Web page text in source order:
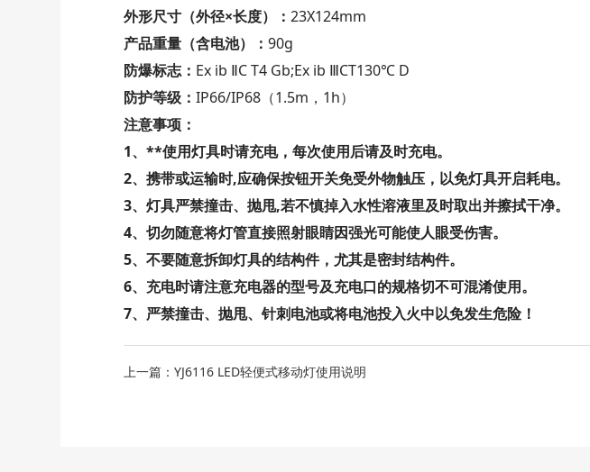
外形尺寸（外径×长度）：23X124mm
产品重量（含电池）：90g
防爆标志： Ex ib ⅡC T4 Gb;Ex ib ⅢCT130℃ D
防护等级：IP66/IP68（1.5m，1h）
注意事项：
1、**使用灯具时请充电，每次使用后请及时充电。
2、携带或运输时,应确保按钮开关免受外物触压，以免灯具开启耗电。
3、灯具严禁撞击、抛甩,若不慎掉入水性溶液里及时取出并擦拭干净。
4、切勿随意将灯管直接照射眼睛因强光可能使人眼受伤害。
5、不要随意拆卸灯具的结构件，尤其是密封结构件。
6、充电时请注意充电器的型号及充电口的规格切不可混淆使用。
7、严禁撞击、抛甩、针刺电池或将电池投入火中以免发生危险！
上一篇：YJ6116 LED轻便式移动灯使用说明